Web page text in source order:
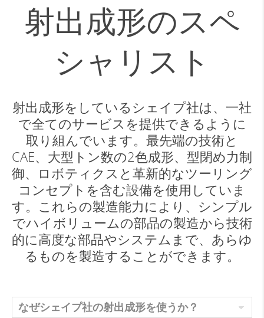
射出成形のスペ
シャリスト
射出成形をしているシェイプ社は、一社
で全てのサービスを提供できるように
取り組んでいます。最先端の技術と
CAE、大型トン数の2色成形、型閉め力制
御、ロボティクスと革新的なツーリング
コンセプトを含む設備を使用していま
す。これらの製造能力により、シンプル
でハイボリュームの部品の製造から技術
的に高度な部品やシステムまで、あらゆ
るものを製造することができます。